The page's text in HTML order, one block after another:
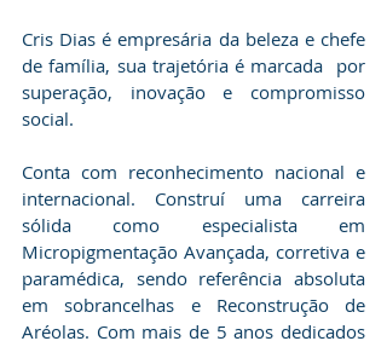
Cris Dias é empresária da beleza e chefe
de família, sua trajetória é marcada  por
superação, inovação e compromisso
social.
Conta com reconhecimento nacional e
internacional. Construí uma carreira
sólida como especialista em
Micropigmentação Avançada, corretiva e
paramédica, sendo referência absoluta
em sobrancelhas e Reconstrução de
Aréolas. Com mais de 5 anos dedicados